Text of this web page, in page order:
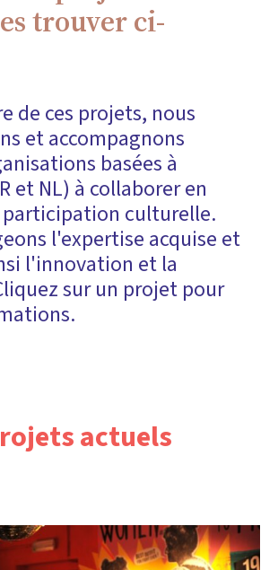
trouver ci-
de ces projets, nous
et accompagnons
basées à
et NL) à collaborer en
participation culturelle.
l'expertise acquise et
l'innovation et la
sur un projet pour
actuels